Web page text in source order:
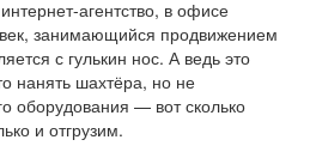
агентство, в офисе
занимающийся продвижением
с гулькин нос. А ведь это
нанять шахтёра, но не
оборудования — вот сколько
и отгрузим.